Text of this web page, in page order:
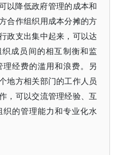
以降低政府管理的成本和
合作组织用成本分摊的方
政支出集中起来，可以达
织成员间的相互制衡和监
经费的滥用和浪费。另
地方相关部门的工作人员
，可以交流管理经验、互
的管理能力和专业化水